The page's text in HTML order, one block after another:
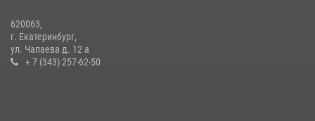
620063,
г. Екатеринбург,
ул. Чапаева д. 12 а
+ 7 (343) 257-62-50